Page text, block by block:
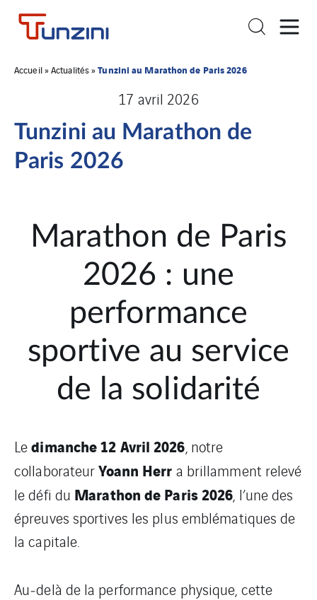
Accueil»Actualités»Tunzini au Marathon de Paris 2026
17 avril 2026
Tunzini au Marathon de
Paris 2026
Marathon de Paris
2026 : une
performance
sportive au service
de la solidarité
Ledimanche 12 Avril 2026, notre
collaborateurYoann Herr a brillamment relevé
le défi du Marathon de Paris 2026, l’une des
épreuves sportives les plus emblématiques de
la capitale.
Au‑delà de la performance physique, cette